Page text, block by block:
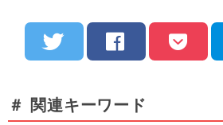
＃ 関連キーワード